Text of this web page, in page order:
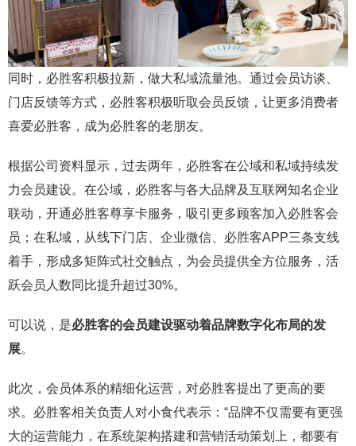
同时，必胜客积极拉新，做大私域流量池。通过会员访谈、
门店反馈等方式，必胜客积极听取会员反馈，让更多消费者
喜爱必胜客，成为必胜客的老朋友。
根据公司资料显示，过去两年，必胜客在公域和私域持续发
力会员建设。在公域，必胜客与各大品牌及互联网知名企业
联动，开通必胜客尊享卡服务，吸引更多顾客加入必胜客会
员；在私域，从线下门店、企业微信、必胜客APP三条支线
着手，形成多矩阵式社交触点，为会员提供全方位服务，活
跃会员人数同比提升超过30%。
可以说，是必胜客的会员建设驱动着品牌数字化布局的发
展。
此次，会员体系的精细化运营，对必胜客提出了更高的要
求。必胜客相关负责人对小食代表示：“品牌不仅需要有更强
大的运营能力，在系统架构搭建和营销活动策划上，都要有